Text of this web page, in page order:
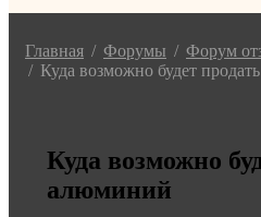
Главная / Форумы / Форум
/ Куда возможно будет
Куда возможно
алюминий